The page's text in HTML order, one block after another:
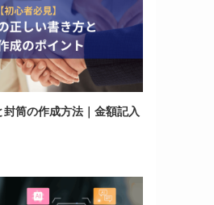
封筒の作成方法｜金額記入